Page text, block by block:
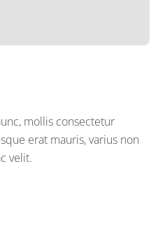
mollis consectetur
erat mauris, varius non
velit.